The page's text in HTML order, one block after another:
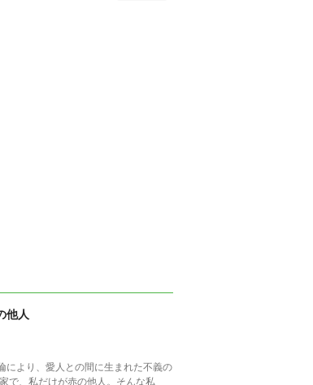
他人
により、愛人との間に生まれた不義の
、私だけが赤の他人。そんな私